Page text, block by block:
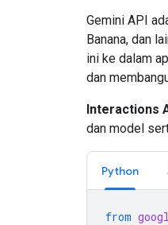
Gemini API
Banana, dan
ini ke dalam
dan
Interactions
dan model
Python
from